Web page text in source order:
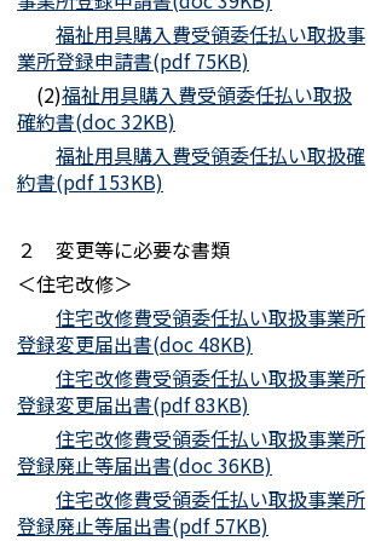
福祉用具購入費受領委任払い取扱事
業所登録申請書(pdf 75KB)
(2)福祉用具購入費受領委任払い取扱
確約書(doc 32KB)
福祉用具購入費受領委任払い取扱確
約書(pdf 153KB)
２ 変更等に必要な書類
＜住宅改修＞
住宅改修費受領委任払い取扱事業所
登録変更届出書(doc 48KB)
住宅改修費受領委任払い取扱事業所
登録変更届出書(pdf 83KB)
住宅改修費受領委任払い取扱事業所
登録廃止等届出書(doc 36KB)
住宅改修費受領委任払い取扱事業所
登録廃止等届出書(pdf 57KB)